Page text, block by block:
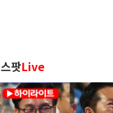
스팟Live